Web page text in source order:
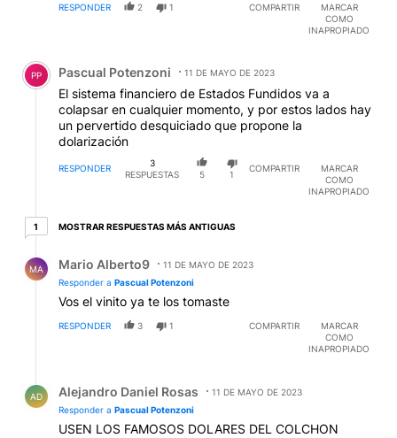
RESPONDER 2 1 COMPARTIR
MARCAR
COMO
INAPROPIADO
Comentario de Pascual Potenzoni.
PP Pascual Potenzoni 11 DE MAYO DE 2023
El sistema financiero de Estados Fundidos va a
colapsar en cualquier momento, y por estos lados hay
un pervertido desquiciado que propone la
dolarización
RESPONDER
3
RESPUESTAS
5 1
COMPARTIR
MARCAR
COMO
INAPROPIADO
11 respuesta más antiguas
MOSTRAR RESPUESTAS MÁS ANTIGUAS
MA Mario Alberto9
11 DE MAYO DE 2023
Responder a Pascual Potenzoni
Vos el vinito ya te los tomaste
RESPONDER 3 1 COMPARTIR
MARCAR
COMO
INAPROPIADO
AD Alejandro Daniel Rosas
11 DE MAYO DE 2023
Responder a Pascual Potenzoni
USEN LOS FAMOSOS DOLARES DEL COLCHON